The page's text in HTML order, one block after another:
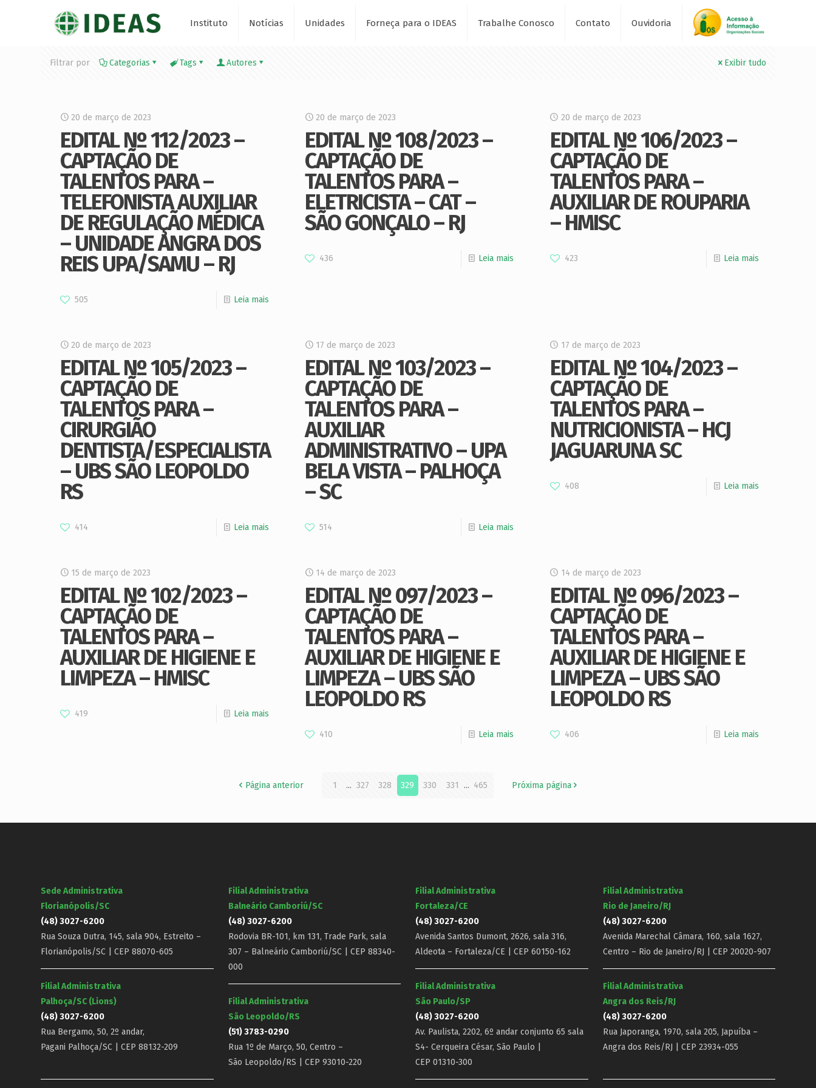
Instituto Notícias Unidades Forneça para o IDEAS Trabalhe Conosco Contato Ouvidoria
Filtrar por Categorias Tags Autores Exibir tudo
20 de março de 2023
EDITAL Nº 112/2023 –
CAPTAÇÃO DE
TALENTOS PARA –
TELEFONISTA AUXILIAR
DE REGULAÇÃO MÉDICA
– UNIDADE ANGRA DOS
REIS UPA/SAMU – RJ
505 Leia mais
20 de março de 2023
EDITAL Nº 108/2023 –
CAPTAÇÃO DE
TALENTOS PARA –
ELETRICISTA – CAT –
SÃO GONÇALO – RJ
436 Leia mais
20 de março de 2023
EDITAL Nº 106/2023 –
CAPTAÇÃO DE
TALENTOS PARA –
AUXILIAR DE ROUPARIA
– HMISC
423 Leia mais
20 de março de 2023
EDITAL Nº 105/2023 –
CAPTAÇÃO DE
TALENTOS PARA –
CIRURGIÃO
DENTISTA/ESPECIALISTA
– UBS SÃO LEOPOLDO
RS
414 Leia mais
17 de março de 2023
EDITAL Nº 103/2023 –
CAPTAÇÃO DE
TALENTOS PARA –
AUXILIAR
ADMINISTRATIVO – UPA
BELA VISTA – PALHOÇA
– SC
514 Leia mais
17 de março de 2023
EDITAL Nº 104/2023 –
CAPTAÇÃO DE
TALENTOS PARA –
NUTRICIONISTA – HCJ
JAGUARUNA SC
408 Leia mais
15 de março de 2023
EDITAL Nº 102/2023 –
CAPTAÇÃO DE
TALENTOS PARA –
AUXILIAR DE HIGIENE E
LIMPEZA – HMISC
419 Leia mais
14 de março de 2023
EDITAL Nº 097/2023 –
CAPTAÇÃO DE
TALENTOS PARA –
AUXILIAR DE HIGIENE E
LIMPEZA – UBS SÃO
LEOPOLDO RS
410 Leia mais
14 de março de 2023
EDITAL Nº 096/2023 –
CAPTAÇÃO DE
TALENTOS PARA –
AUXILIAR DE HIGIENE E
LIMPEZA – UBS SÃO
LEOPOLDO RS
406 Leia mais
Página anterior 1 ... 327 328 329 330 331 ... 465 Próxima página
Sede Administrativa
Florianópolis/SC
(48) 3027-6200
Rua Souza Dutra, 145, sala 904, Estreito –
Florianópolis/SC | CEP 88070-605
Filial Administrativa
Palhoça/SC (Lions)
(48) 3027-6200
Rua Bergamo, 50, 2º andar,
Pagani Palhoça/SC | CEP 88132-209
Filial Administrativa
Balneário Camboriú/SC
(48) 3027-6200
Rodovia BR-101, km 131, Trade Park, sala
307 – Balneário Camboriú/SC | CEP 88340-
000
Filial Administrativa
São Leopoldo/RS
(51) 3783-0290
Rua 1º de Março, 50, Centro –
São Leopoldo/RS | CEP 93010-220
Filial Administrativa
Fortaleza/CE
(48) 3027-6200
Avenida Santos Dumont, 2626, sala 316,
Aldeota – Fortaleza/CE | CEP 60150-162
Filial Administrativa
São Paulo/SP
(48) 3027-6200
Av. Paulista, 2202, 6º andar conjunto 65 sala
S4- Cerqueira César, São Paulo |
CEP 01310-300
Filial Administrativa
Rio de Janeiro/RJ
(48) 3027-6200
Avenida Marechal Câmara, 160, sala 1627,
Centro – Rio de Janeiro/RJ | CEP 20020-907
Filial Administrativa
Angra dos Reis/RJ
(48) 3027-6200
Rua Japoranga, 1970, sala 205, Japuíba –
Angra dos Reis/RJ | CEP 23934-055